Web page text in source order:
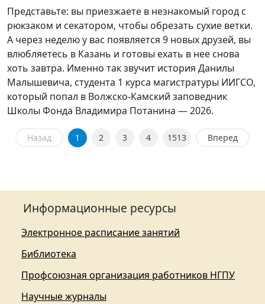
Представьте: вы приезжаете в незнакомый город с
рюкзаком и секатором, чтобы обрезать сухие ветки.
А через неделю у вас появляется 9 новых друзей, вы
влюбляетесь в Казань и готовы ехать в нее снова
хоть завтра. Именно так звучит история Данилы
Малышевича, студента 1 курса магистратуры ИИГСО,
который попал в Волжско-Камский заповедник
Школы Фонда Владимира Потанина — 2026.
Назад 1 2 3 4 1513 Вперед
Информационные ресурсы
Электронное расписание занятий
Библиотека
Профсоюзная организация работников НГПУ
Научные журналы